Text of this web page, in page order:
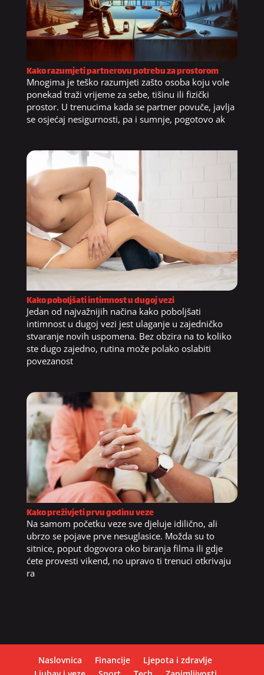
Kako razumjeti partnerovu potrebu za prostorom
Mnogima je teško razumjeti zašto osoba koju vole
ponekad traži vrijeme za sebe, tišinu ili fizički
prostor. U trenucima kada se partner povuče, javlja
se osjećaj nesigurnosti, pa i sumnje, pogotovo ak
Kako poboljšati intimnost u dugoj vezi
Jedan od najvažnijih načina kako poboljšati
intimnost u dugoj vezi jest ulaganje u zajedničko
stvaranje novih uspomena. Bez obzira na to koliko
ste dugo zajedno, rutina može polako oslabiti
povezanost
Kako preživjeti prvu godinu veze
Na samom početku veze sve djeluje idilično, ali
ubrzo se pojave prve nesuglasice. Možda su to
sitnice, poput dogovora oko biranja filma ili gdje
ćete provesti vikend, no upravo ti trenuci otkrivaju
ra
Naslovnica Financije
Ljepota i zdravlje